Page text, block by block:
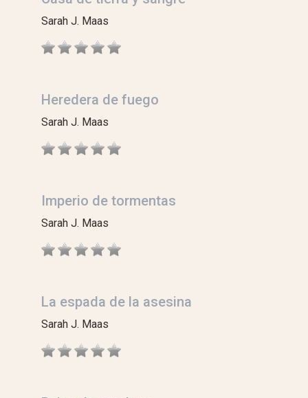
Sarah J. Maas
Heredera de fuego
Sarah J. Maas
Imperio de tormentas
Sarah J. Maas
La espada de la asesina
Sarah J. Maas